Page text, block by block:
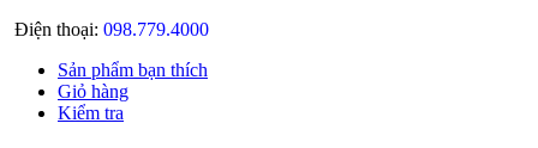
Điện thoại: 098.779.4000
Sản phẩm bạn thích
Giỏ hàng
Kiểm tra